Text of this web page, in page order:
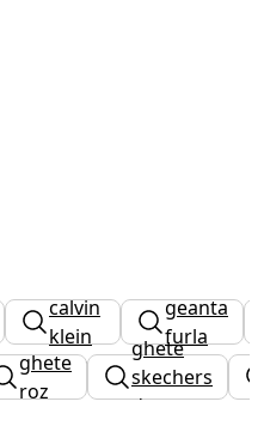
calvin
klein
dama
geanta
furla
ghete
roz
ghete
skechers
dama